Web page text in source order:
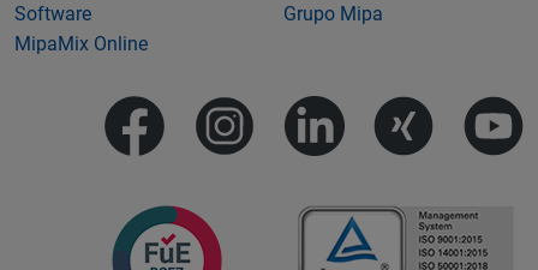
Software
MipaMix Online
Grupo Mipa